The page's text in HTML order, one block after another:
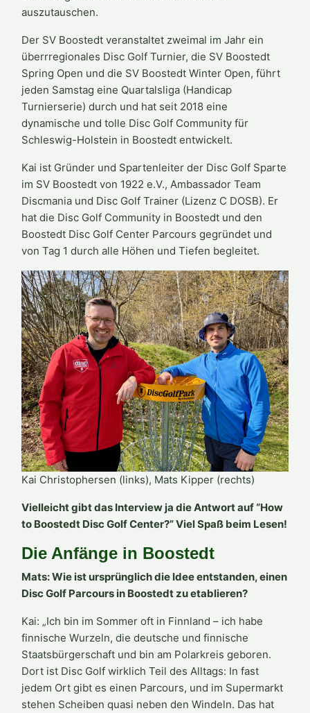
auszutauschen.
Der SV Boostedt veranstaltet zweimal im Jahr ein
überrregionales Disc Golf Turnier, die SV Boostedt
Spring Open und die SV Boostedt Winter Open, führt
jeden Samstag eine Quartalsliga (Handicap
Turnierserie) durch und hat seit 2018 eine
dynamische und tolle Disc Golf Community für
Schleswig-Holstein in Boostedt entwickelt.
Kai ist Gründer und Spartenleiter der Disc Golf Sparte
im SV Boostedt von 1922 e.V., Ambassador Team
Discmania und Disc Golf Trainer (Lizenz C DOSB). Er
hat die Disc Golf Community in Boostedt und den
Boostedt Disc Golf Center Parcours gegründet und
von Tag 1 durch alle Höhen und Tiefen begleitet.
Kai Christophersen (links), Mats Kipper (rechts)
Vielleicht gibt das Interview ja die Antwort auf “How
to Boostedt Disc Golf Center?” Viel Spaß beim Lesen!
Die Anfänge in Boostedt
Mats: Wie ist ursprünglich die Idee entstanden, einen
Disc Golf Parcours in Boostedt zu etablieren?
Kai: „Ich bin im Sommer oft in Finnland – ich habe
finnische Wurzeln, die deutsche und finnische
Staatsbürgerschaft und bin am Polarkreis geboren.
Dort ist Disc Golf wirklich Teil des Alltags: In fast
jedem Ort gibt es einen Parcours, und im Supermarkt
stehen Scheiben quasi neben den Windeln. Das hat